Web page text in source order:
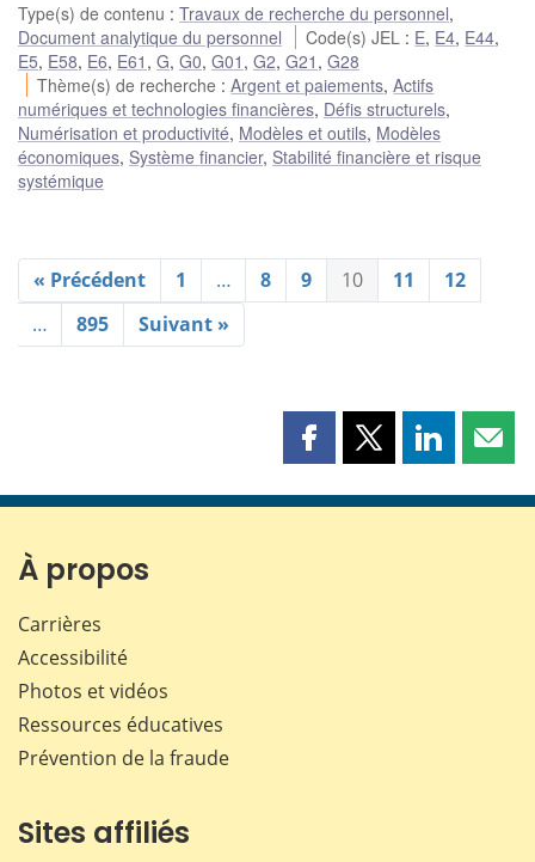
Type(s) de contenu : Travaux de recherche du personnel,
Document analytique du personnel
Code(s) JEL : E, E4, E44,
E5, E58, E6, E61 , G, G0, G01 , G2, G21 , G28
Thème(s) de recherche :Argent et paiements,Actifs
numériques et technologies financières, Défis structurels,
Numérisation et productivité, Modèles et outils, Modèles
économiques, Système financier, Stabilité financière et risque
systémique
« Précédent 1 … 8 9 10 11
12
…
895 Suivant »
Partager
page
Partager
page
Partager
page page
À propos
Carrières
Accessibilité
Photos et vidéos
Ressources éducatives
Prévention de la fraude
Sites affiliés